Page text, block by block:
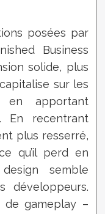
posées par
Business
solide, plus
sur les
en apportant
En recentrant
plus resserré,
qu’il perd en
semble
développeurs.
de gameplay –